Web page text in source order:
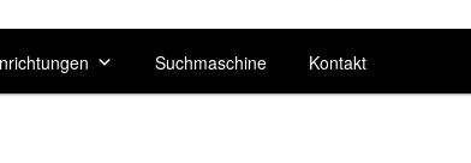
Suchmaschine Kontakt